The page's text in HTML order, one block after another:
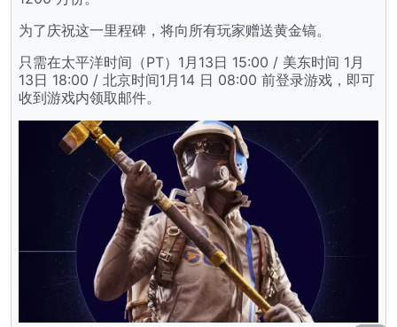
为了庆祝这一里程碑，将向所有玩家赠送黄金镐。
只需在太平洋时间（PT）1月13日 15:00 / 美东时间 1月
13日 18:00 / 北京时间1月14 日 08:00 前登录游戏，即可
收到游戏内领取邮件。